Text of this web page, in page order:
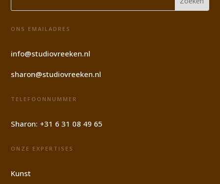
ONS EMAILADRES
info@studiovreeken.nl
sharon@studiovreeken.nl
TELEFOONNUMMER
Sharon: +31 6 31 08 49 65
ONZE EXPERTISES
Kunst